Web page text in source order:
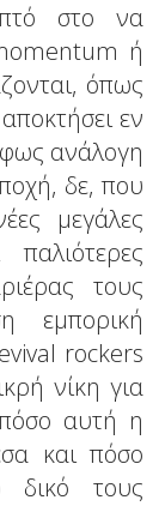
στο να
ή
όπως
εν
ανάλογη
δε, που
μεγάλες
τους
εμπορική
rockers
νίκη για
αυτή η
και πόσο
δικό τους